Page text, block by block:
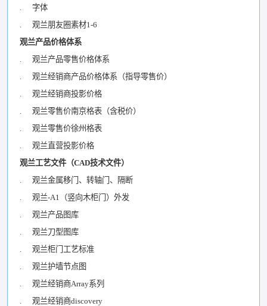
. 字体
. 观兰朋友圈素材1-6
观兰产品价格体系
. 观兰产品零售价格体系
. 观兰经销商产品价格体系（指导零售价）
. 观兰经销商投影价格
. 观兰零售价南京格表（含税价）
. 观兰零售价徐州格表
. 观兰直营投影价格
观兰工艺文件（CAD技术文件）
. 观兰金属移门、转轴门、隔断
. 观兰-A1（竖向木柜门）外发
. 观兰产品图库
. 观兰刀型图库
. 观兰柜门工艺标准
. 观兰护墙节点图
. 观兰经销商Array系列
. 观兰经销商discovery